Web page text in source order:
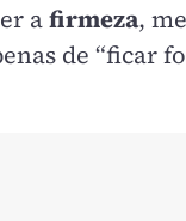
afirmeza,
de “ficar